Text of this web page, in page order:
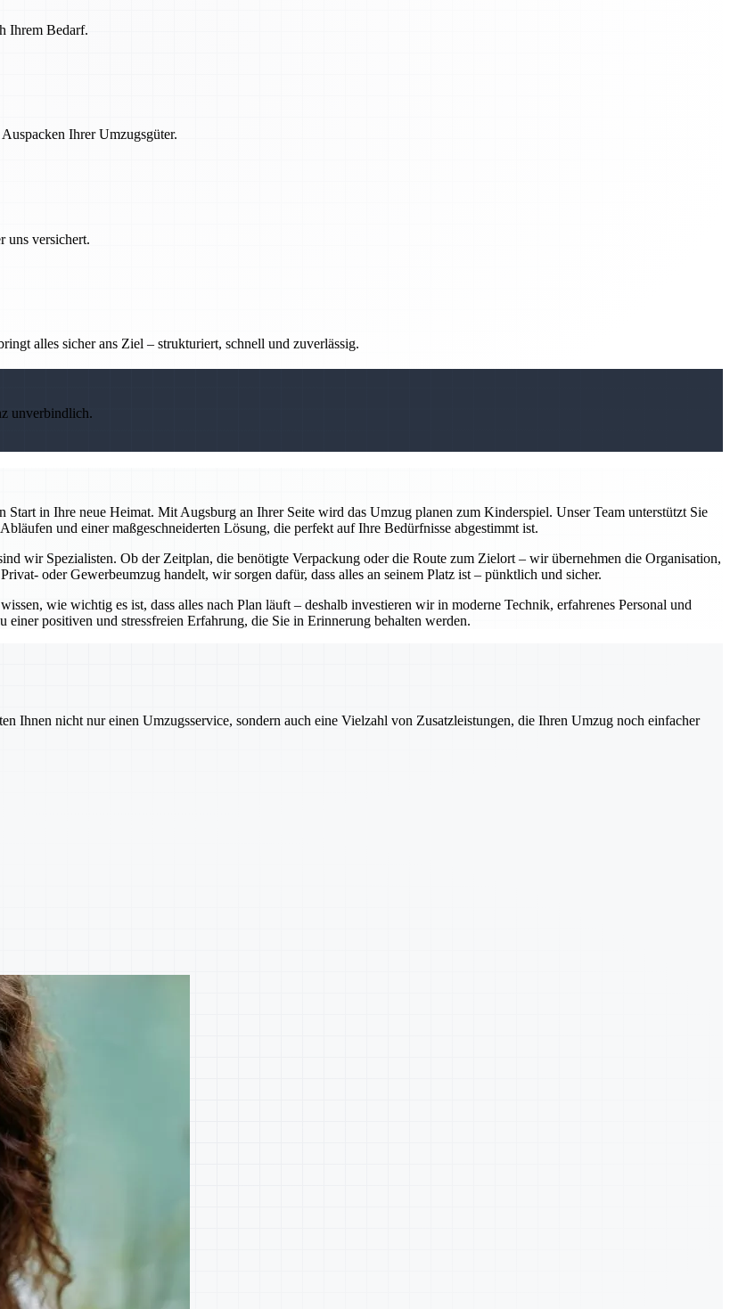
Ihrem Bedarf.
Ihrer Umzugsgüter.
uns versichert.
alles sicher ans Ziel – strukturiert, schnell und zuverlässig.
unverbindlich.
in Ihre neue Heimat. Mit Augsburg an Ihrer Seite wird das Umzug planen zum Kinderspiel. Unser Team unterstützt Sie
und einer maßgeschneiderten Lösung, die perfekt auf Ihre Bedürfnisse abgestimmt ist.
wir Spezialisten. Ob der Zeitplan, die benötigte Verpackung oder die Route zum Zielort – wir übernehmen die Organisation,
oder Gewerbeumzug handelt, wir sorgen dafür, dass alles an seinem Platz ist – pünktlich und sicher.
wie wichtig es ist, dass alles nach Plan läuft – deshalb investieren wir in moderne Technik, erfahrenes Personal und
positiven und stressfreien Erfahrung, die Sie in Erinnerung behalten werden.
Ihnen nicht nur einen Umzugsservice, sondern auch eine Vielzahl von Zusatzleistungen, die Ihren Umzug noch einfacher